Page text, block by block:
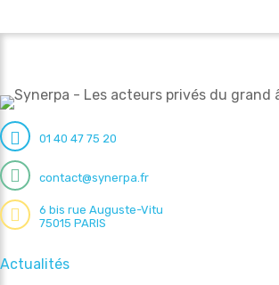
01 40 47 75 20
contact@synerpa.fr
6 bis rue Auguste-Vitu
75015 PARIS
Actualités